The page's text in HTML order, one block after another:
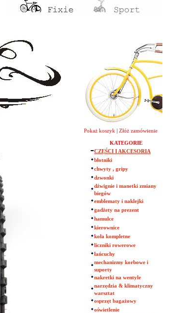
Pokaż koszyk Złóż zamówienie
KATEGORIE
CZĘŚCI I AKCESORIA
błotniki
chwyty , gripy
dzwonki
dźwignie i manetki zmiany
biegów
emblematy i naklejki
gadżety na prezent
hamulce
kierownice
koła kompletne
liczniki rowerowe
łańcuchy
mechanizmy korbowe i
suporty
nakretki na wentyle
narzędzia & klimatyczny
warsztat
osprzęt bagażowy
oświetlenie